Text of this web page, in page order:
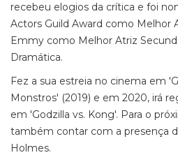
recebeu elogios da crítica e foi
Actors Guild Award como Melhor
Emmy como Melhor Atriz
Dramática.
Fez a sua estreia no cinema em
Monstros' (2019) e em 2020, irá
em 'Godzilla vs. Kong'. Para o
também contar com a presença
Holmes.